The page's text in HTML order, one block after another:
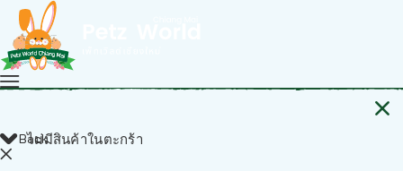
ไม่มีสินค้าในตะกร้า
Back